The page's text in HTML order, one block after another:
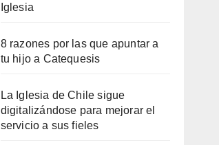
Iglesia
8 razones por las que apuntar a
tu hijo a Catequesis
La Iglesia de Chile sigue
digitalizándose para mejorar el
servicio a sus fieles